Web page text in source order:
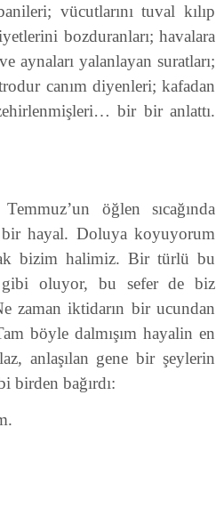
vücutlarını tuval kılıp
bozduranları; havalara
aynaları yalanlayan suratları;
canım diyenleri; kafadan
bir bir anlattı.
öğlen sıcağında
hayal. Doluya koyuyorum
bizim halimiz. Bir türlü bu
oluyor, bu sefer de biz
zaman iktidarın bir ucundan
böyle dalmışım hayalin en
anlaşılan gene bir şeylerin
birden bağırdı: